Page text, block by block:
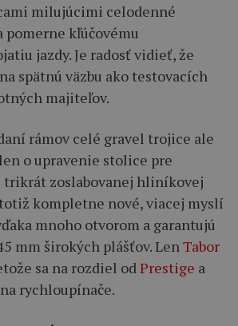
milujúcimi celodenné
pomerne kľúčovému
jazdy. Je radosť vidieť, že
spätnú väzbu ako testovacích
majiteľov.
rámov celé gravel trojice ale
o upravenie stolice pre
trikrát zoslabovanej hliníkovej
kompletne nové, viacej myslí
mnoho otvorom a garantujú
mm širokých plášťov. Len Tabor
sa na rozdiel od Prestige a
rychloupínače.